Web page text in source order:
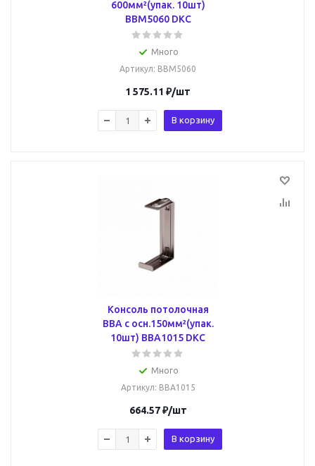
600мм²(упак. 10шт)
BBM5060 DKC
Много
Артикул: BBM5060
1 575.11 ₽/шт
В корзину
Консоль потолочная
BBA с осн.150мм²(упак.
10шт) BBA1015 DKC
Много
Артикул: BBA1015
664.57₽/шт
В корзину